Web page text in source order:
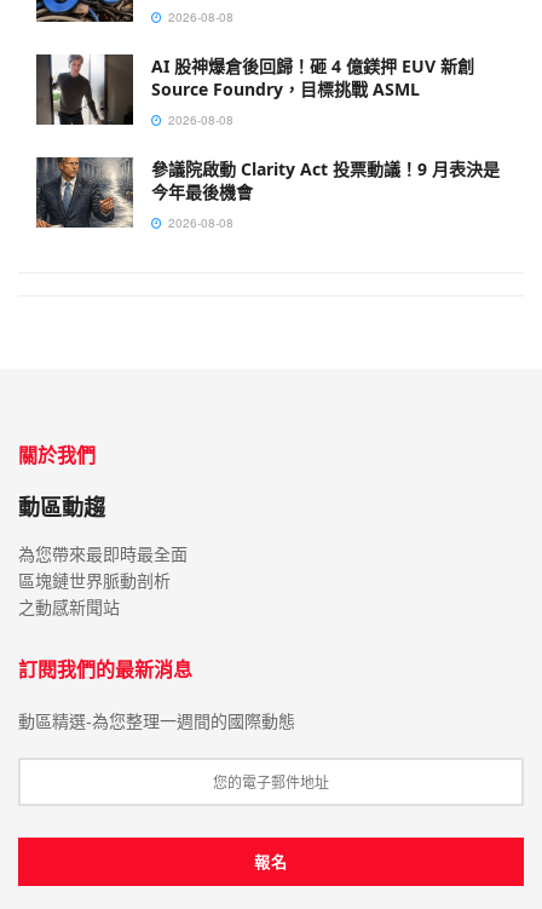
2026-08-08
AI 股神爆倉後回歸！砸 4 億鎂押 EUV 新創
Source Foundry，目標挑戰 ASML
2026-08-08
參議院啟動 Clarity Act 投票動議！9 月表決是
今年最後機會
2026-08-08
關於我們
動區動趨
為您帶來最即時最全面
區塊鏈世界脈動剖析
之動感新聞站
訂閱我們的最新消息
動區精選-為您整理一週間的國際動態